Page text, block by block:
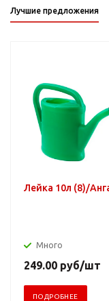
Лучшие предложения
Лейка 10л (8)/
Много
249.00 руб/шт
ПОДРОБНЕЕ